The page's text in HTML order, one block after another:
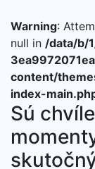
Warning:
null in /data/b/
content/
index-
Sú